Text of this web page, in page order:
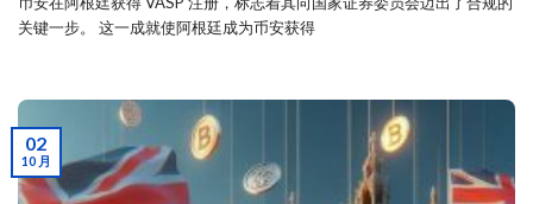
关键一步。 这一成就使阿根廷成为币安获得
02
10 月